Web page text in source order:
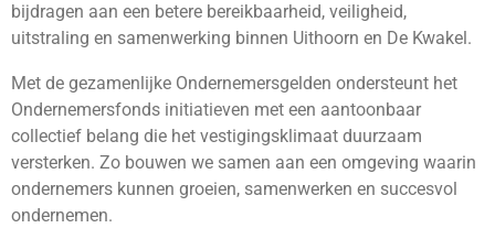
bijdragen aan een betere bereikbaarheid, veiligheid,
uitstraling en samenwerking binnen Uithoorn en De Kwakel.
Met de gezamenlijke Ondernemersgelden ondersteunt het
Ondernemersfonds initiatieven met een aantoonbaar
collectief belang die het vestigingsklimaat duurzaam
versterken. Zo bouwen we samen aan een omgeving waarin
ondernemers kunnen groeien, samenwerken en succesvol
ondernemen.